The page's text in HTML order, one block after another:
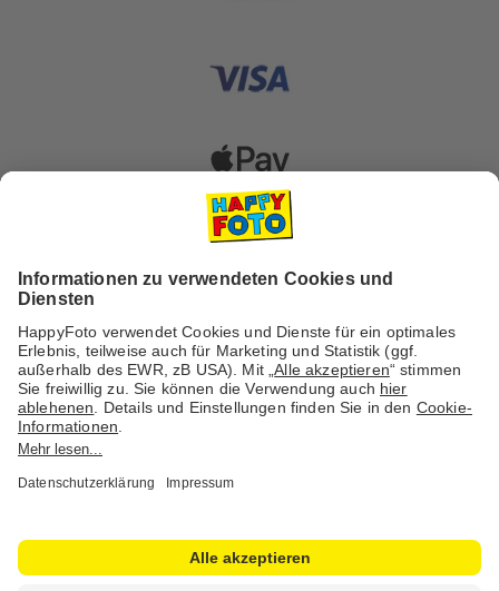
Versanddienstleister